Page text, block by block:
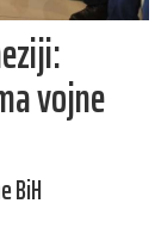
vojne
BiH